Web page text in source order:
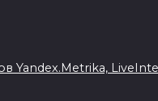
Yandex.Metrika,